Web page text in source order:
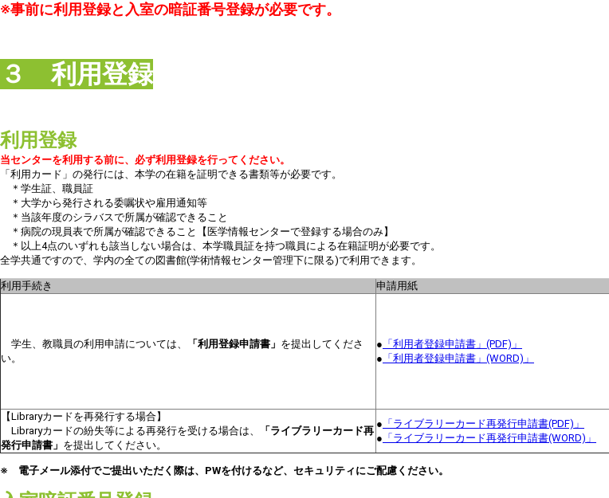
※事前に利用登録と入室の暗証番号登録が必要です。
３ 利用登録
利用登録
当センターを利用する前に、必ず利用登録を行ってください。
「利用カード」の発行には、本学の在籍を証明できる書類等が必要です。
＊学生証、職員証
＊大学から発行される委嘱状や雇用通知等
＊当該年度のシラバスで所属が確認できること
＊病院の現員表で所属が確認できること【医学情報センターで登録する場合のみ】
＊以上4点のいずれも該当しない場合は、本学職員証を持つ職員による在籍証明が必要です。
全学共通ですので、学内の全ての図書館(学術情報センター管理下に限る)で利用できます。
利用手続き 申請用紙
学生、教職員の利用申請については、 「利用登録申請書」 を提出してくださ
い。
● 「利用者登録申請書」(PDF)」
● 「利用者登録申請書」(WORD)」
【Libraryカードを再発行する場合】
Libraryカードの紛失等による再発行を受ける場合は、
「ライブラリーカード再
発行申請書」 を提出してください。
● 「ライブラリーカード再発行申請書(PDF)」
● 「ライブラリーカード再発行申請書(WORD)」
※ 電子メール添付でご提出いただく際は、PWを付けるなど、セキュリティにご配慮ください。